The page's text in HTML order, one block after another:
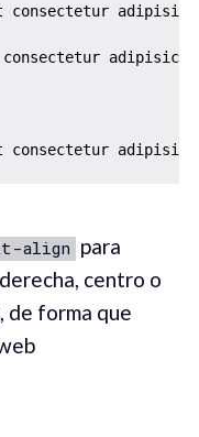
consectetur
consectetur
align para
centro o
de forma que